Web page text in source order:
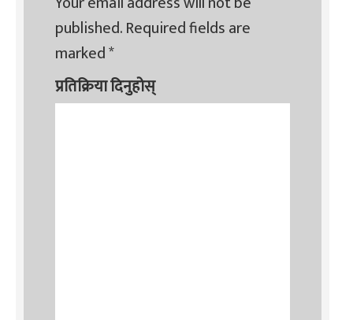
published.Required fields are
marked*
प्रतिक्रिया दिनुहोस्